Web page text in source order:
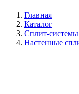
Главная
Каталог
Сплит-
Настенные